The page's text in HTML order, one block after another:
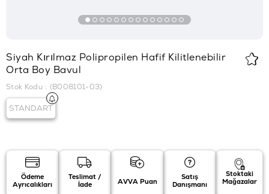
Siyah Kırılmaz Polipropilen Hafif Kilitlenebilir
Orta Boy Bavul
Stok Kodu (B008101-03)
STANDART
Ödeme
Ayrıcalıkları
Teslimat /
İade
AVVA Puan
Satış
Danışmanı
Stoktaki
Mağazalar